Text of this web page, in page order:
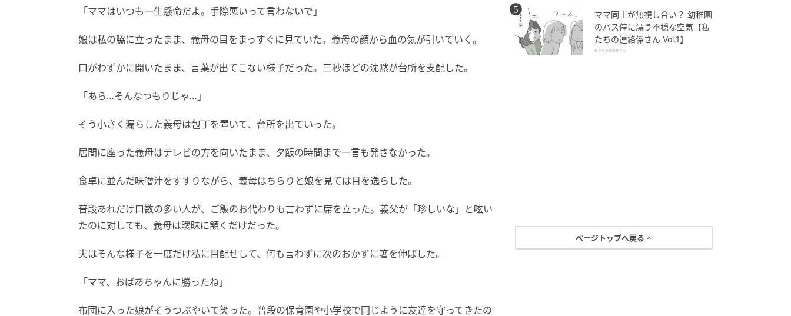
「ママはいつも一生懸命だよ。手際悪いって言わないで」
娘は私の脇に立ったまま、義母の目をまっすぐに見ていた。義母の顔から血の気が引いていく。
口がわずかに開いたまま、言葉が出てこない様子だった。三秒ほどの沈黙が台所を支配した。
「あら…そんなつもりじゃ…」
そう小さく漏らした義母は包丁を置いて、台所を出ていった。
居間に座った義母はテレビの方を向いたまま、夕飯の時間まで一言も発さなかった。
食卓に並んだ味噌汁をすすりながら、義母はちらりと娘を見ては目を逸らした。
普段あれだけ口数の多い人が、ご飯のお代わりも言わずに席を立った。義父が「珍しいな」と呟い
たのに対しても、義母は曖昧に頷くだけだった。
夫はそんな様子を一度だけ私に目配せして、何も言わずに次のおかずに箸を伸ばした。
「ママ、おばあちゃんに勝ったね」
布団に入った娘がそうつぶやいて笑った。普段の保育園や小学校で同じように友達を守ってきたの
ママ同士が無視し合い？ 幼稚園
のバス停に漂う不穏な空気【私
たちの連絡係さん Vol.1】
私たちの連絡係さん
ページトップへ戻る